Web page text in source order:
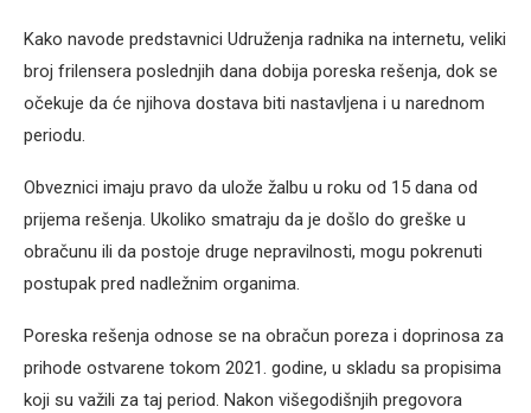
Kako navode predstavnici Udruženja radnika na internetu, veliki
broj frilensera poslednjih dana dobija poreska rešenja, dok se
očekuje da će njihova dostava biti nastavljena i u narednom
periodu.
Obveznici imaju pravo da ulože žalbu u roku od 15 dana od
prijema rešenja. Ukoliko smatraju da je došlo do greške u
obračunu ili da postoje druge nepravilnosti, mogu pokrenuti
postupak pred nadležnim organima.
Poreska rešenja odnose se na obračun poreza i doprinosa za
prihode ostvarene tokom 2021. godine, u skladu sa propisima
koji su važili za taj period. Nakon višegodišnjih pregovora